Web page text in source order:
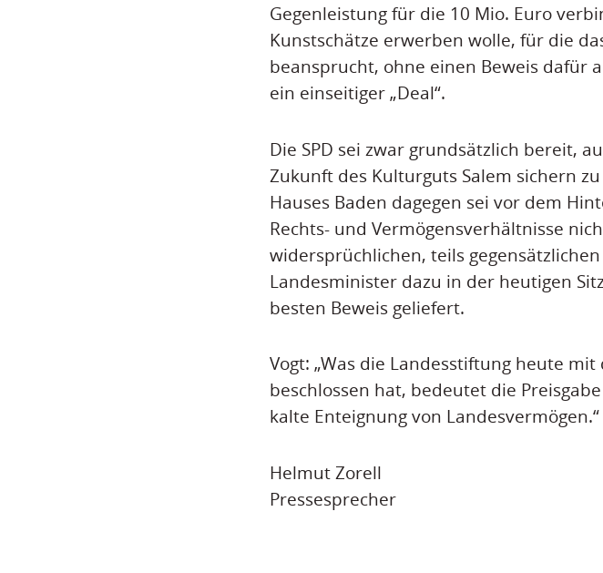
Gegenleistung für die 10 Mio. Euro
Kunstschätze erwerben wolle, für die
beansprucht, ohne einen Beweis dafür
ein einseitiger „Deal“.
Die SPD sei zwar grundsätzlich bereit,
Zukunft des Kulturguts Salem sichern
Hauses Baden dagegen sei vor dem
Rechts- und Vermögensverhältnisse
widersprüchlichen, teils
Landesminister dazu in der heutigen
besten Beweis geliefert.
Vogt: „Was die Landesstiftung heute
beschlossen hat, bedeutet die
kalte Enteignung von Landesvermögen.“
Helmut Zorell
Pressesprecher